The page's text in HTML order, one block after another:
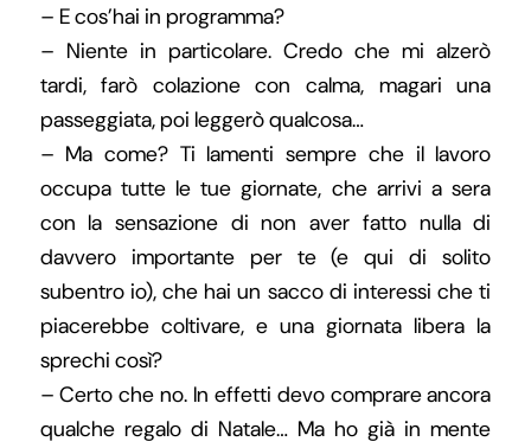
– E cos’hai in programma?
– Niente in particolare. Credo che mi alzerò
tardi, farò colazione con calma, magari una
passeggiata, poi leggerò qualcosa…
– Ma come? Ti lamenti sempre che il lavoro
occupa tutte le tue giornate, che arrivi a sera
con la sensazione di non aver fatto nulla di
davvero importante per te (e qui di solito
subentro io), che hai un sacco di interessi che ti
piacerebbe coltivare, e una giornata libera la
sprechi così?
– Certo che no. In effetti devo comprare ancora
qualche regalo di Natale… Ma ho già in mente